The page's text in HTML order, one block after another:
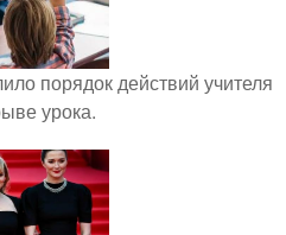
порядок действий учителя
урока.